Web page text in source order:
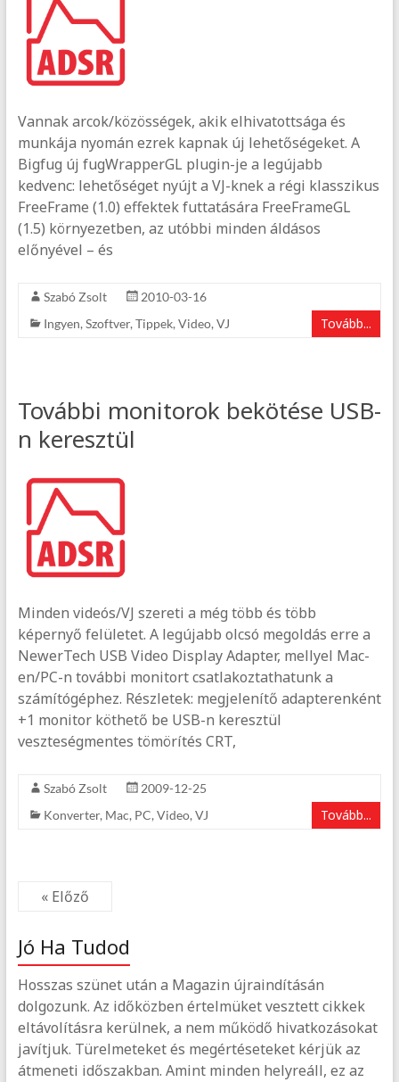
Vannak arcok/közösségek, akik elhivatottsága és
munkája nyomán ezrek kapnak új lehetőségeket. A
Bigfug új fugWrapperGL plugin-je a legújabb
kedvenc: lehetőséget nyújt a VJ-knek a régi klasszikus
FreeFrame (1.0) effektek futtatására FreeFrameGL
(1.5) környezetben, az utóbbi minden áldásos
előnyével – és
Szabó Zsolt
2010-03-16
Ingyen, Szoftver, Tippek, Video, VJ Tovább...
További monitorok bekötése USB-
n keresztül
Minden videós/VJ szereti a még több és több
képernyő felületet. A legújabb olcsó megoldás erre a
NewerTech USB Video Display Adapter, mellyel Mac-
en/PC-n további monitort csatlakoztathatunk a
számítógéphez. Részletek: megjelenítő adapterenként
+1 monitor köthető be USB-n keresztül
veszteségmentes tömörítés CRT,
Szabó Zsolt
2009-12-25
Konverter, Mac, PC, Video, VJ Tovább...
« Előző
Jó Ha Tudod
Hosszas szünet után a Magazin újraindításán
dolgozunk. Az időközben értelmüket vesztett cikkek
eltávolításra kerülnek, a nem működő hivatkozásokat
javítjuk. Türelmeteket és megértéseteket kérjük az
átmeneti időszakban. Amint minden helyreáll, ez az